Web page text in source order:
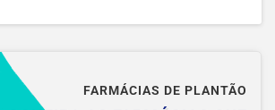
FARMÁCIAS DE PLANTÃO